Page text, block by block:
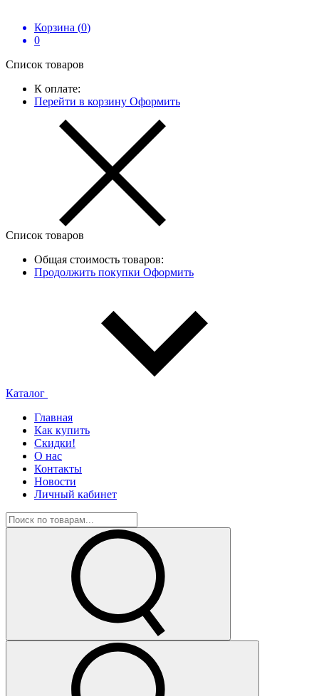
Корзина (0)
0
Список товаров
К оплате:
Перейти в корзину Оформить
Список товаров
Общая стоимость товаров:
Продолжить покупки Оформить
Каталог
Главная
Как купить
Скидки!
О нас
Контакты
Новости
Личный кабинет